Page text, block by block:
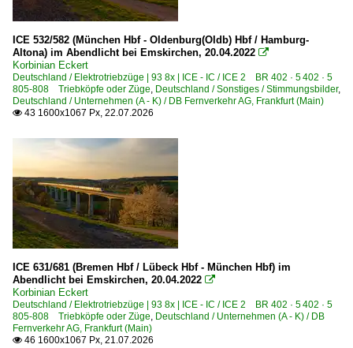
2010-06-12 Berlin
2010-08-14 Hannover
Treffen 2011
2011-08-27 Hamburg
Belgien
Elektrotriebzüge
TGV PBKA ·Thalys·Eurostar· Rame 4301-4307, 4321-
Deutschland
Bahnbetriebswerke
Bw Berlin-Rummelsburg
2000
2000
2001
2002
2005
2006
2007
2008
2009
2010
2010
ICE 532/582 (München Hbf - Oldenburg(Oldb) Hbf / Hamburg-
Altona) im Abendlicht bei Emskirchen, 20.04.2022 
Korbinian Eckert
Deutschland / Elektrotriebzüge | 93 8x | ICE - IC / ICE 2 BR 402 · 5 402 · 5
805-808 Triebköpfe oder Züge, Deutschland / Sonstiges / Stimmungsbilder,
Deutschland / Unternehmen (A - K) / DB Fernverkehr AG, Frankfurt (Main)
 43 1600x1067 Px, 22.07.2026
ICE 631/681 (Bremen Hbf / Lübeck Hbf - München Hbf) im
Abendlicht bei Emskirchen, 20.04.2022 
Korbinian Eckert
Deutschland / Elektrotriebzüge | 93 8x | ICE - IC / ICE 2 BR 402 · 5 402 · 5
805-808 Triebköpfe oder Züge, Deutschland / Unternehmen (A - K) / DB
Fernverkehr AG, Frankfurt (Main)
 46 1600x1067 Px, 21.07.2026